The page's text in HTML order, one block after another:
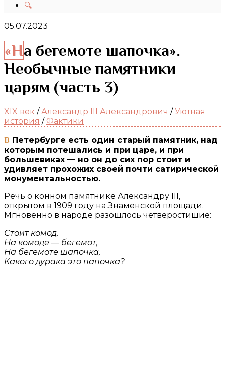
🔍
05.07.2023
«На бегемоте шапочка».
Необычные памятники
царям (часть 3)
XIX век /Александр III Александрович /Уютная
история / Фактики
В Петербурге есть один старый памятник, над
которым потешались и при царе, и при
большевиках — но он до сих пор стоит и
удивляет прохожих своей почти сатирической
монументальностью.
Речь о конном памятнике Александру III,
открытом в 1909 году на Знаменской площади.
Мгновенно в народе разошлось четверостишие:
Стоит комод,
На комоде — бегемот,
На бегемоте шапочка,
Какого дурака это папочка?